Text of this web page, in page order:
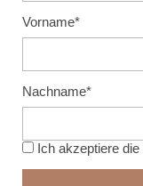
Vorname*
Nachname*
Ich akzeptiere die